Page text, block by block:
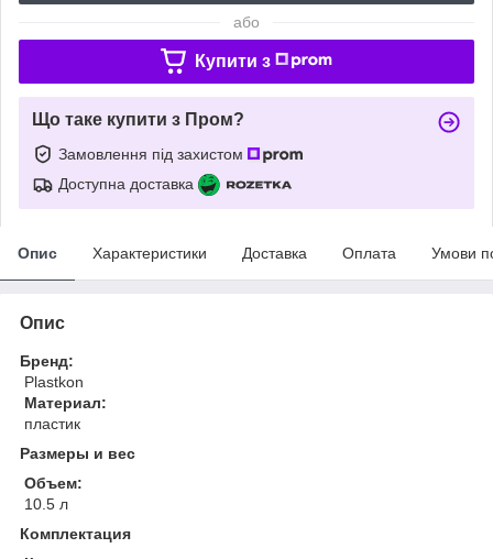
або
Купити з
Що таке купити з Пром?
Замовлення під захистом
Доступна доставка
Опис Характеристики Доставка Оплата Умови
Опис
Бренд:
Plastkon
Материал:
пластик
Размеры и вес
Объем:
10.5 л
Комплектация